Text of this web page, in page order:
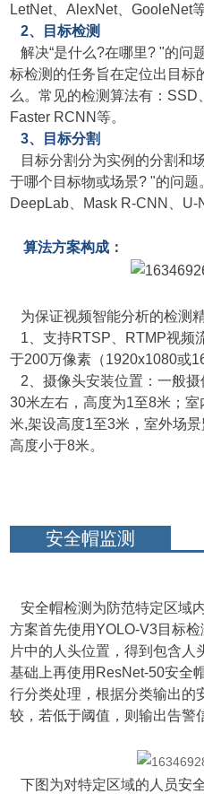
LetNet、AlexNet、Goo leNet
2、目标检测
解决“是什么?在哪里? "的问
标检测的任务旨在定位出目标
么。常见的检测算法有：SSD
Faster RCNN等。
3、目标分割
目标分割分为实例的分割和
于哪个目标物或场景? "的问题
DeepLab、Mask R-CNN、U-
算法方案构成：
为保证视频智能分析的检测
1、支持RTSP、RTMP视频
于200万像素（1920x1080或
2、摄像头安装位置：一般
30米左右，高度为1至8米；
米,架设高度1至3米，室外场
高度小于8米。
安全帽监测
安全帽检测为防范特定区域
方案首先使用YOLO-V3目标检
片中的人头位置，得到包含人
基础上再使用ResNet-50安全
行分类处理，根据分类输出的
较，若低于阈值，则输出告警
下图为对特定区域的人员安